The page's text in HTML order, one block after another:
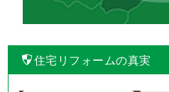
住宅リフォームの真実